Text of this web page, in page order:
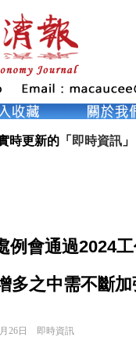
時更新的「 即時資訊 」
例會通過2024
多之中需不斷
26日 即時資訊